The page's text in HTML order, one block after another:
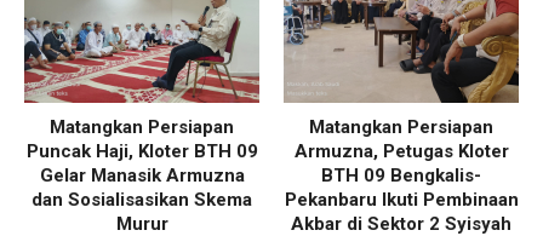
Matangkan Persiapan
Puncak Haji, Kloter BTH 09
Gelar Manasik Armuzna
dan Sosialisasikan Skema
Murur
Matangkan Persiapan
Armuzna, Petugas Kloter
BTH 09 Bengkalis-
Pekanbaru Ikuti Pembinaan
Akbar di Sektor 2 Syisyah